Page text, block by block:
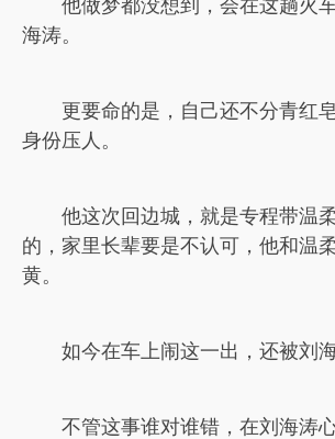
他做梦都没想到，会在这趟火
海涛。
更要命的是，自己还不分青红
身份压人。
他这次回边城，就是专程带温
的，家里长辈要是不认可，他和温
黄。
如今在车上闹这一出，还被刘海
不管这事谁对谁错，在刘海涛